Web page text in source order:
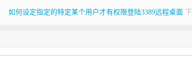
如何设定指定的特定某个用户才有权限登陆3389远程桌面